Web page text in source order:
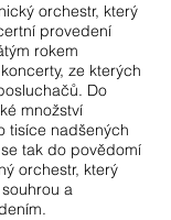
orchestr, který
provedení
rokem
ze kterých
Do
množství
tisíce nadšených
tak do povědomí
orchestr, který
a